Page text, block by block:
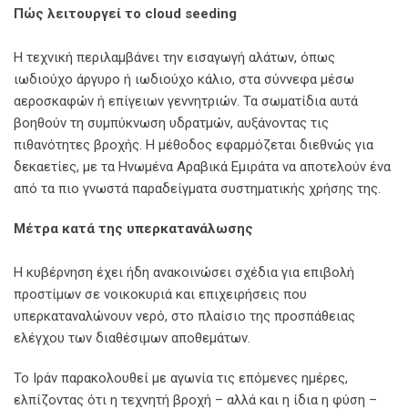
Πώς λειτουργεί το cloud seeding
Η τεχνική περιλαμβάνει την εισαγωγή αλάτων, όπως
ιωδιούχο άργυρο ή ιωδιούχο κάλιο, στα σύννεφα μέσω
αεροσκαφών ή επίγειων γεννητριών. Τα σωματίδια αυτά
βοηθούν τη συμπύκνωση υδρατμών, αυξάνοντας τις
πιθανότητες βροχής. Η μέθοδος εφαρμόζεται διεθνώς για
δεκαετίες, με τα Ηνωμένα Αραβικά Εμιράτα να αποτελούν ένα
από τα πιο γνωστά παραδείγματα συστηματικής χρήσης της.
Μέτρα κατά της υπερκατανάλωσης
Η κυβέρνηση έχει ήδη ανακοινώσει σχέδια για επιβολή
προστίμων σε νοικοκυριά και επιχειρήσεις που
υπερκαταναλώνουν νερό, στο πλαίσιο της προσπάθειας
ελέγχου των διαθέσιμων αποθεμάτων.
Το Ιράν παρακολουθεί με αγωνία τις επόμενες ημέρες,
ελπίζοντας ότι η τεχνητή βροχή – αλλά και η ίδια η φύση –